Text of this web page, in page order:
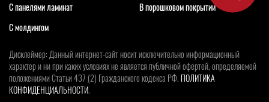
С панелями ламинат
В порошковом покрытии
С молдингом
Дисклеймер: Данный интернет-сайт носит исключительно информационный
характер и ни при каких условиях не является публичной офертой, определяемой
положениями Статьи 437 (2) Гражданского кодекса РФ. ПОЛИТИКА
КОНФИДЕНЦИАЛЬНОСТИ.